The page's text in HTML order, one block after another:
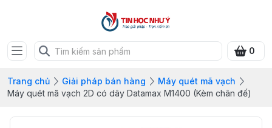
0
Trang chủ Giải pháp bán hàng
Máy quét mã vạch
Máy quét mã vạch 2D có dây Datamax M1400 (Kèm chân đế)